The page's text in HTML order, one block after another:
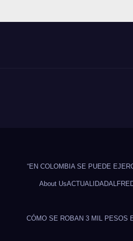
“EN COLOMBIA SE PUEDE
About UsACTUALIDAD
CÓMO SE ROBAN 3 MIL PESOS